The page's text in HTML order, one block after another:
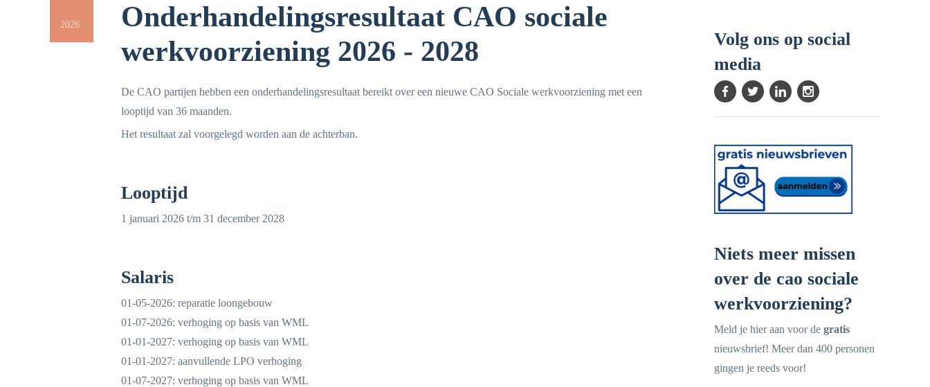
2026
Onderhandelingsresultaat CAO sociale
werkvoorziening 2026 - 2028
De CAO partijen hebben een onderhandelingsresultaat bereikt over een nieuwe CAO Sociale werkvoorziening met een
looptijd van 36 maanden.
Het resultaat zal voorgelegd worden aan de achterban.
Looptijd
1 januari 2026 t/m 31 december 2028
Salaris
01-05-2026: reparatie loongebouw
01-07-2026: verhoging op basis van WML
01-01-2027: verhoging op basis van WML
01-01-2027: aanvullende LPO verhoging
01-07-2027: verhoging op basis van WML
Volg ons op social
media
Niets meer missen
over de cao sociale
werkvoorziening?
Meld je hier aan voor de gratis
nieuwsbrief! Meer dan 400 personen
gingen je reeds voor!